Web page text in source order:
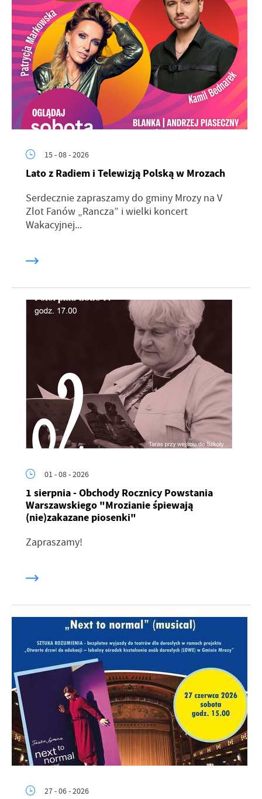
15 - 08 - 2026
Lato z Radiem i Telewizją Polską w Mrozach
Serdecznie zapraszamy do gminy Mrozy na V
Zlot Fanów „Rancza” i wielki koncert
Wakacyjnej...
01 - 08 - 2026
1 sierpnia - Obchody Rocznicy Powstania
Warszawskiego "Mrozianie śpiewają
(nie)zakazane piosenki"
Zapraszamy!
27 - 06 - 2026